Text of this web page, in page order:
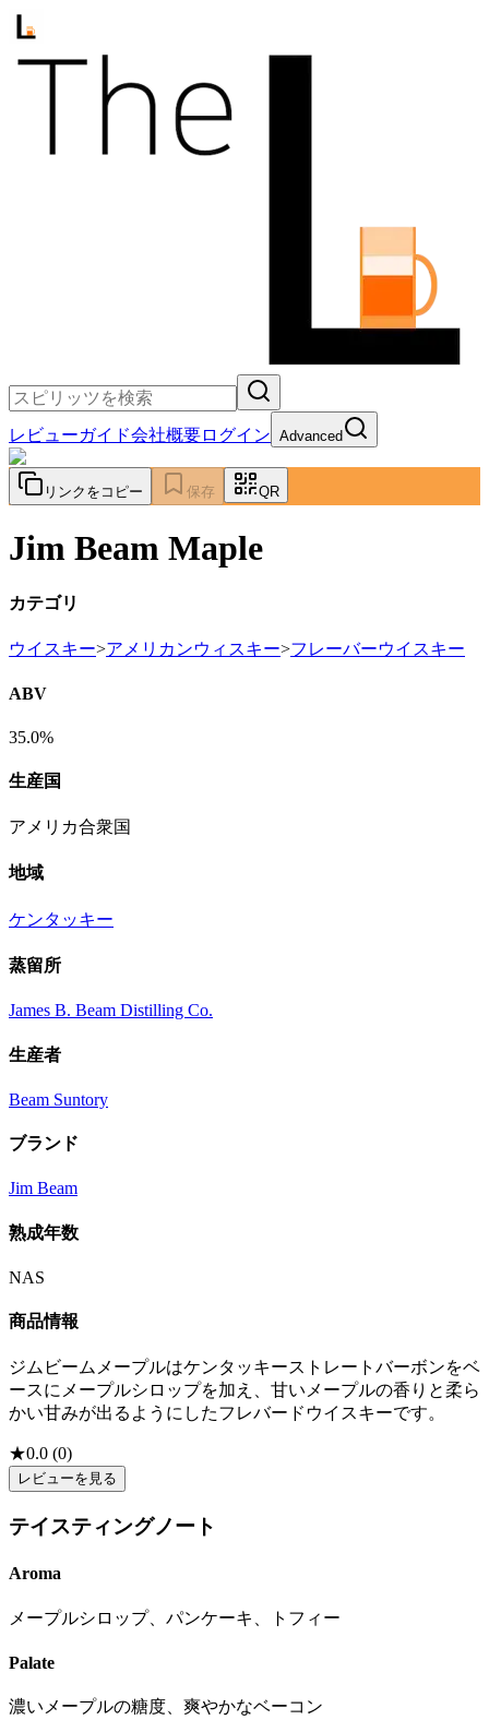
レビューガイド会社概要ログイン Advanced
リンクをコピー 保存 QR
Jim Beam Maple
カテゴリ
ウイスキー>アメリカンウィスキー>フレーバーウイスキー
ABV
35.0%
生産国
アメリカ合衆国
地域
ケンタッキー
蒸留所
James B. Beam Distilling Co.
生産者
Beam Suntory
ブランド
Jim Beam
熟成年数
NAS
商品情報
ジムビームメープルはケンタッキーストレートバーボンをベ
ースにメープルシロップを加え、甘いメープルの香りと柔ら
かい甘みが出るようにしたフレバードウイスキーです。
★0.0 (0)
レビューを見る
テイスティングノート
Aroma
メープルシロップ、パンケーキ、トフィー
Palate
濃いメープルの糖度、爽やかなベーコン